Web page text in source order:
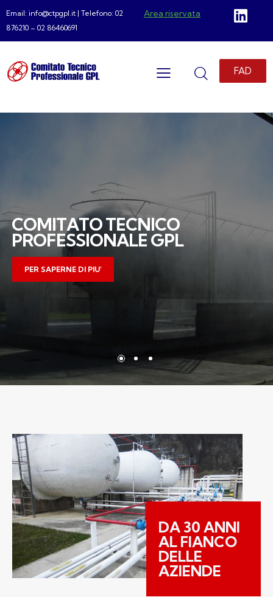
Email: info@ctpgpl.it | Telefono: 02
876210 – 02 86460691
Area riservata
FAD
COMITATOTECNICO
PROFESSIONALE GPL
PER SAPERNE DI PIU’
DA 30 ANNI
AL FIANCO
DELLE
AZIENDE